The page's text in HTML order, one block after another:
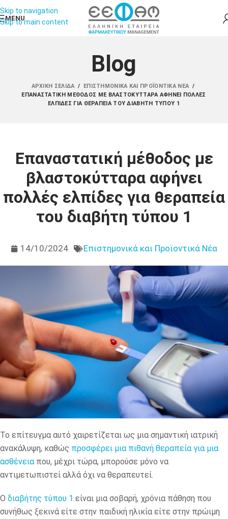
Skip to navigation
Skip to main content
MENU
Blog
ΑΡΧΙΚΉ ΣΕΛΊΔΑ / ΕΠΙΣΤΗΜΟΝΙΚΆ ΚΑΙ ΠΡΟΪΟΝΤΙΚΆ ΝΈΑ /
ΕΠΑΝΑΣΤΑΤΙΚΉ ΜΈΘΟΔΟΣ ΜΕ ΒΛΑΣΤΟΚΎΤΤΑΡΑ ΑΦΉΝΕΙ ΠΟΛΛΈΣ
ΕΛΠΊΔΕΣ ΓΙΑ ΘΕΡΑΠΕΊΑ ΤΟΥ ΔΙΑΒΉΤΗ ΤΎΠΟΥ 1
Επαναστατική μέθοδος με
βλαστοκύτταρα αφήνει
πολλές ελπίδες για θεραπεία
του διαβήτη τύπου 1
14/10/2024 Επιστημονικά και Προϊοντικά Νέα
Το επίτευγμα αυτό χαιρετίζεται ως μια σημαντική ιατρική
ανακάλυψη, καθώς προσφέρει μια πιθανή θεραπεία για μια
ασθένεια που, μέχρι τώρα, μπορούσε μόνο να
αντιμετωπιστεί αλλά όχι να θεραπευτεί.
Ο διαβήτης τύπου 1 είναι μια σοβαρή, χρόνια πάθηση που
συνήθως ξεκινά είτε στην παιδική ηλικία είτε στην πρώιμη